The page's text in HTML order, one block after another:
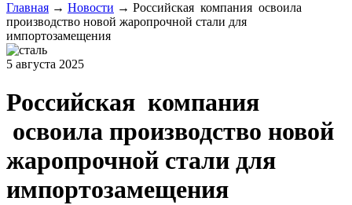
Главная → Новости → Российская компания освоила
производство новой жаропрочной стали для
импортозамещения
5 августа 2025
Российская компания
освоила производство новой
жаропрочной стали для
импортозамещения